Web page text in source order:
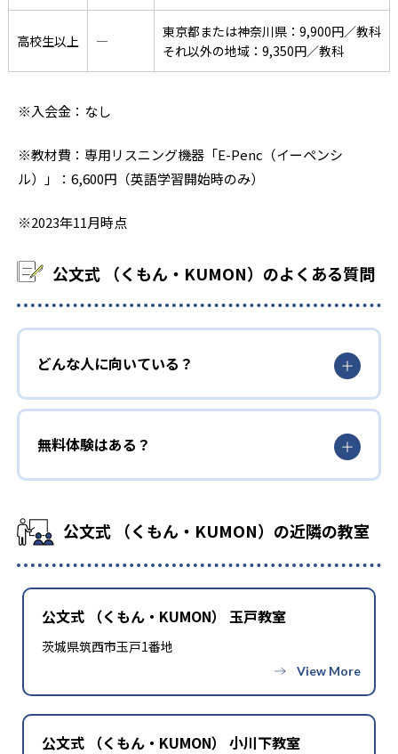
高校生以上 ―
東京都または神奈川県：9,900円／教科
それ以外の地域：9,350円／教科
※入会金：なし
※教材費：専用リスニング機器「E-Penc（イーペンシ
ル）」：6,600円（英語学習開始時のみ）
※2023年11月時点
公文式 （くもん・KUMON）のよくある質問
どんな人に向いている？
無料体験はある？
公文式 （くもん・KUMON）の近隣の教室
公文式 （くもん・KUMON） 玉戸教室
茨城県筑西市玉戸1番地
公文式 （くもん・KUMON） 小川下教室